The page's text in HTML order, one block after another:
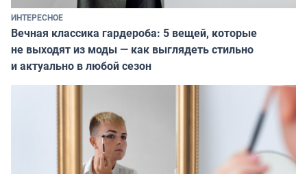
ИНТЕРЕСНОЕ
Вечная классика гардероба: 5 вещей, которые
не выходят из моды — как выглядеть стильно
и актуально в любой сезон